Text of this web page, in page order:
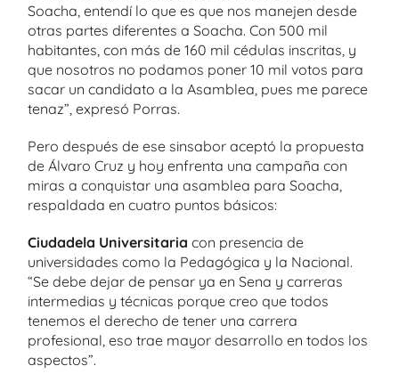
Soacha, entendí lo que es que nos manejen desde
otras partes diferentes a Soacha. Con 500 mil
habitantes, con más de 160 mil cédulas inscritas, y
que nosotros no podamos poner 10 mil votos para
sacar un candidato a la Asamblea, pues me parece
tenaz”, expresó Porras.
Pero después de ese sinsabor aceptó la propuesta
de Álvaro Cruz y hoy enfrenta una campaña con
miras a conquistar una asamblea para Soacha,
respaldada en cuatro puntos básicos:
Ciudadela Universitaria con presencia de
universidades como la Pedagógica y la Nacional.
“Se debe dejar de pensar ya en Sena y carreras
intermedias y técnicas porque creo que todos
tenemos el derecho de tener una carrera
profesional, eso trae mayor desarrollo en todos los
aspectos”.